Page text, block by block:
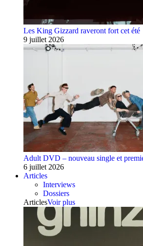
Les King Gizzard raveront fort cet été
9 juillet 2026
Adult DVD – nouveau single et
6 juillet 2026
Articles
Interviews
Dossiers
ArticlesVoir plus